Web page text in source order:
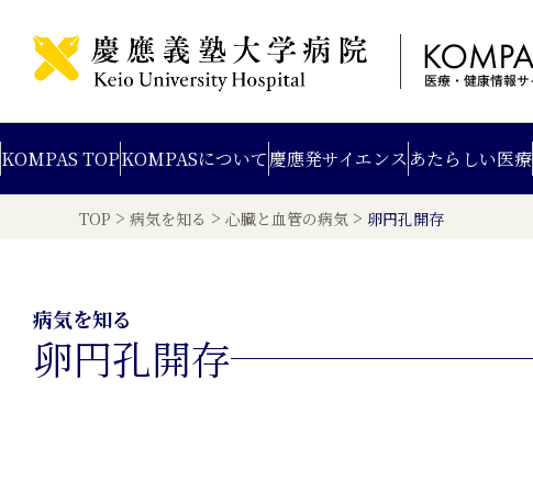
KOMPAS TOPKOMPASについて慶應発サイエンス あたらしい医療
TOP > 病気を知る > 心臓と血管の病気 > 卵円孔開存
病気を知る
卵円孔開存